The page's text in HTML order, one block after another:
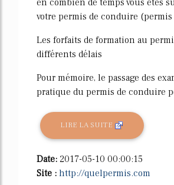
en combien de temps vous êtes
votre permis de conduire (permis
Les forfaits de formation au
différents délais
Pour mémoire, le passage des
pratique du permis de conduire
LIRE LA SUITE
Date: 2017-05-10 00:00:15
Site : http://quelpermis.com